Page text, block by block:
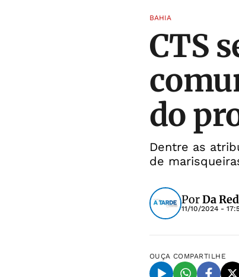
BAHIA
CTS
do
Dentre as
de
PorDa
11/10/2024 -
OUÇA COMPARTILHE